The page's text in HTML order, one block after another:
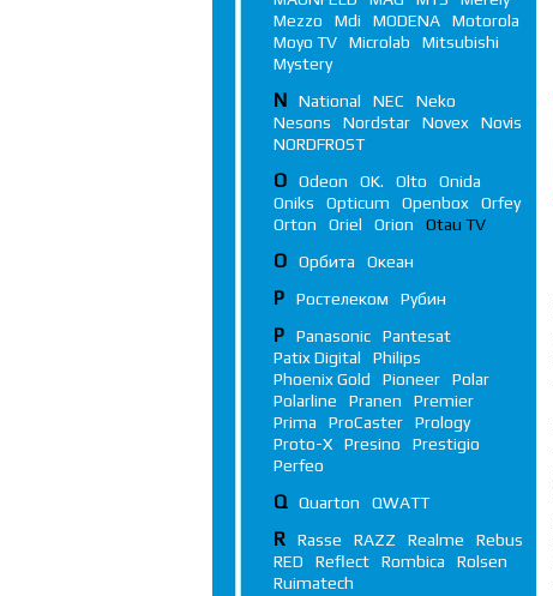
Mezzo
Mdi MODENA
Motorola
Moyo TV
Microlab
Mitsubishi
Mystery
N National NEC
Neko
Nesons
Nordstar Novex
Novis
NORDFROST
O Odeon OK. Olto
Onida
Oniks
Opticum Openbox
Orfey
Orton
Oriel Orion Otau TV
О Орбита Океан
Р Ростелеком Рубин
P Panasonic
Pantesat
Patix Digital
Philips
Phoenix Gold
Pioneer
Polar
Polarline
Pranen
Premier
Prima
ProCaster
Prology
Proto-X
Presino
Prestigio
Perfeo
Q Quarton QWATT
R Rasse RAZZ Realme
Rebus
RED
Reflect Rombica
Rolsen
Ruimatech